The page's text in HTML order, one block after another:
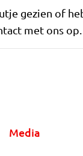
gezien of
met ons op.
Media